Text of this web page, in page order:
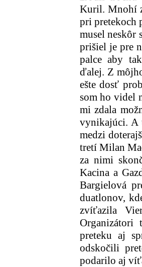
Kuril. Mnohí
pri pretekoch
musel neskôr
prišiel je pre
palce aby
ďalej. Z
ešte dosť
som ho videl
mi zdala
vynikajúci. A
medzi
tretí Milan
za nimi
Kacina a
Bargielová
duatlonov,
zvíťazila
preteku aj
odskočili
podarilo aj